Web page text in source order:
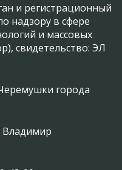
и регистрационный
надзору в сфере
и массовых
свидетельство: ЭЛ
города
Владимир